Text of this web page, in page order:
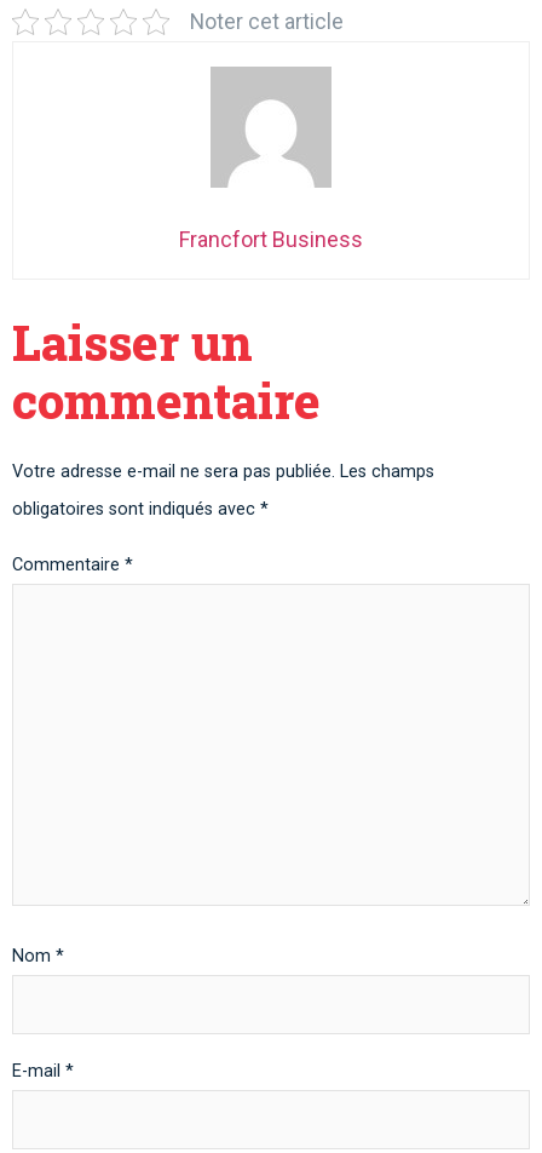
Noter cet article
Francfort Business
Laisser un
commentaire
Votre adresse e-mail ne sera pas publiée. Les champs
obligatoires sont indiqués avec *
Commentaire *
Nom *
E-mail *